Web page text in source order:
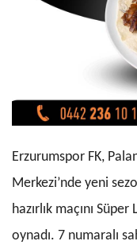
Erzurumspor FK,
Merkezi’nde yeni
hazırlık maçını
oynadı. 7 numaralı